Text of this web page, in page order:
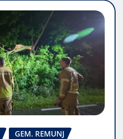
GEM. REMUNJ